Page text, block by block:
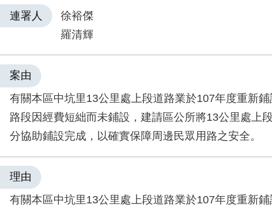
連署人
徐裕傑
羅清輝
案由
有關本區中坑里13公里處上段道路業於107年度重新
路段因經費短絀而未鋪設，建請區公所將13公里處上
分協助鋪設完成，以確實保障周邊民眾用路之安全。
理由
有關本區中坑里13公里處上段道路業於107年度重新